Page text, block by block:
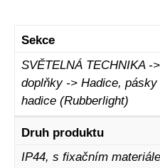
Sekce
SVĚTELNÁ TECHNIKA
doplňky -> Hadice,
hadice (Rubberlight)
Druh produktu
IP44, s fixačním